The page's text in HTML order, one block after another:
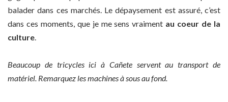
balader dans ces marchés. Le dépaysement est assuré, c’est
dans ces moments, que je me sens vraiment au coeur de la
culture.
Beaucoup de tricycles ici à Cañete servent au transport de
matériel. Remarquez les machines à sous au fond.